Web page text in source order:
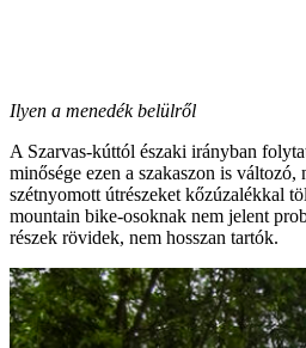
Ilyen a menedék belülről
A Szarvas-kúttól északi irányban
minősége ezen a szakaszon is változó,
szétnyomott útrészeket kőzúzalékkal
mountain bike-osoknak nem jelent
részek rövidek, nem hosszan tartók.